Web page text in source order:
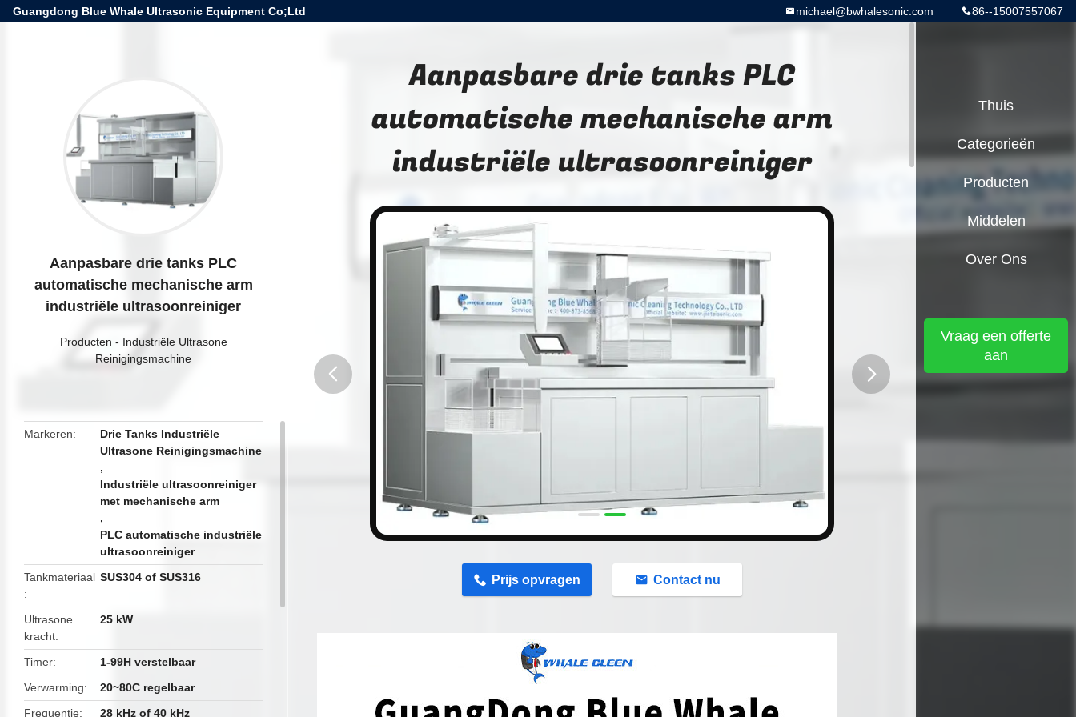
Guangdong Blue Whale Ultrasonic Equipment Co;Ltd 86--15007557067
michael@bwhalesonic.com
Aanpasbare drie tanks PLC
automatische mechanische arm
industriële ultrasoonreiniger
Producten - Industriële Ultrasone
Reinigingsmachine
Markeren
Drie Tanks Industriële
Ultrasone Reinigingsmachine
,
Industriële ultrasoonreiniger
met mechanische arm
,
PLC automatische industriële
ultrasoonreiniger
Tankmateriaal SUS304 of SUS316
Ultrasone
kracht
25 kW
Timer
1-99H verstelbaar
Verwarming
20~80C regelbaar
Frequentie
28 kHz of 40 kHz
Aanpasbare drie tanks PLC
automatische mechanische arm
industriële ultrasoonreiniger
Prijs opvragen Contact nu
Thuis
Categorieën
Producten
Middelen
Over Ons
Vraag een offerte
aan